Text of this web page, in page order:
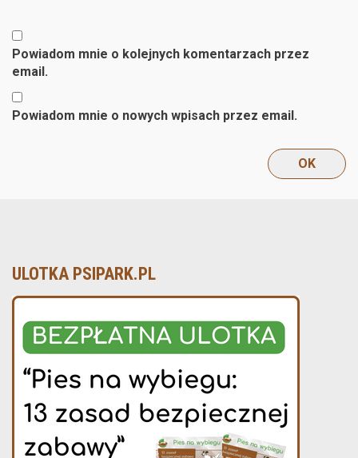
Powiadom mnie o kolejnych komentarzach przez
email.
Powiadom mnie o nowych wpisach przez email.
ULOTKA PSIPARK.PL